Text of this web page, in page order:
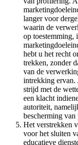
langer voor
waarin de
op toestemming,
hebt u het recht
trekken, zonder
van de
intrekking ervan.
strijd met de
een klacht
autoriteit,
bescherming van
Het verstrekken
voor het sluiten
educatieve